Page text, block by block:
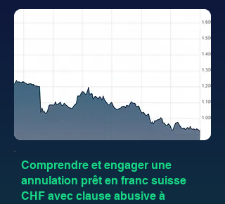
Comprendre et engager une
annulation prêt en franc suisse
CHF avec clause abusive à